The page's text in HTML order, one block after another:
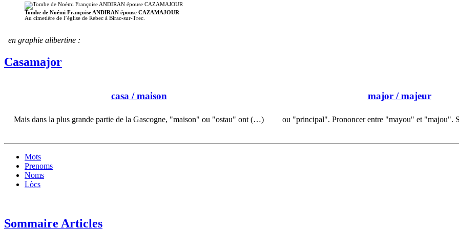
Tombe de Noémi Françoise ANDIRAN épouse CAZAMAJOUR
Au cimetière de l’église de Rebec à Birac-sur-Trec.
en graphie alibertine :
Casamajor
casa / maison
Mais dans la plus grande partie de la Gascogne, "maison" ou "ostau" ont (…)
major/ majeur
ou "principal". Prononcer entre "mayou" et "majou".
Mots
Prenoms
Noms
Lòcs
Sommaire Articles